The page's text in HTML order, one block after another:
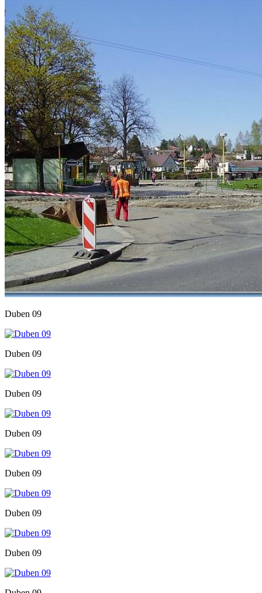
Duben 09
Duben 09
Duben 09
Duben 09
Duben 09
Duben 09
Duben 09